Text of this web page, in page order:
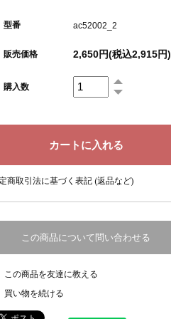
型番 ac52002_2
販売価格 2,650円(税込2,915円)
購入数
商取引法に基づく表記 (返品など)
この商品について問い合わせる
この商品を友達に教える
買い物を続ける